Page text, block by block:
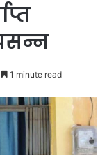
1 minute read